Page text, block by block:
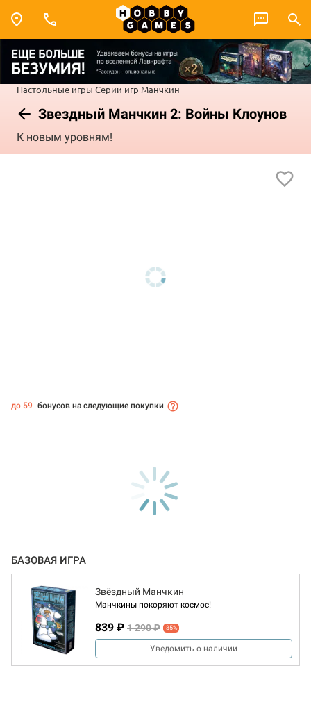
Настольные игры Серии игр Манчкин
Звездный Манчкин 2: Войны Клоунов
К новым уровням!
до 59 бонусов на следующие покупки
БАЗОВАЯ ИГРА
Звёздный Манчкин
Манчкины покоряют космос!
839 ₽ 1 290 ₽ -35%
Уведомить о наличии